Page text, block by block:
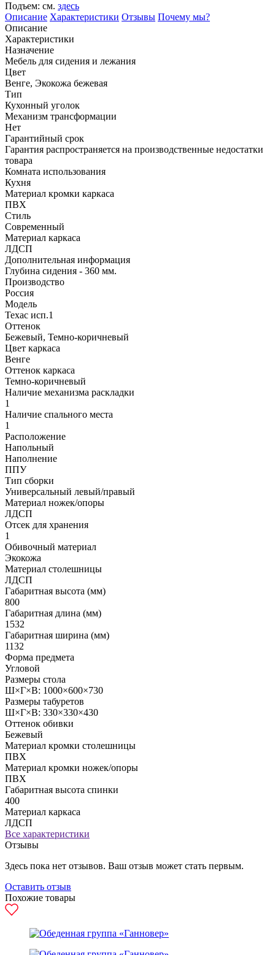
Подъем: см. здесь
Описание Характеристики Отзывы Почему мы?
Описание
Характеристики
Назначение
Мебель для сидения и лежания
Цвет
Венге, Экокожа бежевая
Тип
Кухонный уголок
Механизм трансформации
Нет
Гарантийный срок
Гарантия распространяется на производственные недостатки
товара
Комната использования
Кухня
Материал кромки каркаса
ПВХ
Стиль
Современный
Материал каркаса
ЛДСП
Дополнительная информация
Глубина сидения - 360 мм.
Производство
Россия
Модель
Техас исп.1
Оттенок
Бежевый, Темно-коричневый
Цвет каркаса
Венге
Оттенок каркаса
Темно-коричневый
Наличие механизма раскладки
1
Наличие спального места
1
Расположение
Напольный
Наполнение
ППУ
Тип сборки
Универсальный левый/правый
Материал ножек/опоры
ЛДСП
Отсек для хранения
1
Обивочный материал
Экокожа
Материал столешницы
ЛДСП
Габаритная высота (мм)
800
Габаритная длина (мм)
1532
Габаритная ширина (мм)
1132
Форма предмета
Угловой
Размеры стола
Ш×Г×В: 1000×600×730
Размеры табуретов
Ш×Г×В: 330×330×430
Оттенок обивки
Бежевый
Материал кромки столешницы
ПВХ
Материал кромки ножек/опоры
ПВХ
Габаритная высота спинки
400
Материал каркаса
ЛДСП
Все характеристики
Отзывы
Здесь пока нет отзывов. Ваш отзыв может стать первым.
Оставить отзыв
Похожие товары